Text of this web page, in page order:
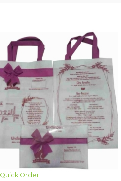
Quick Order